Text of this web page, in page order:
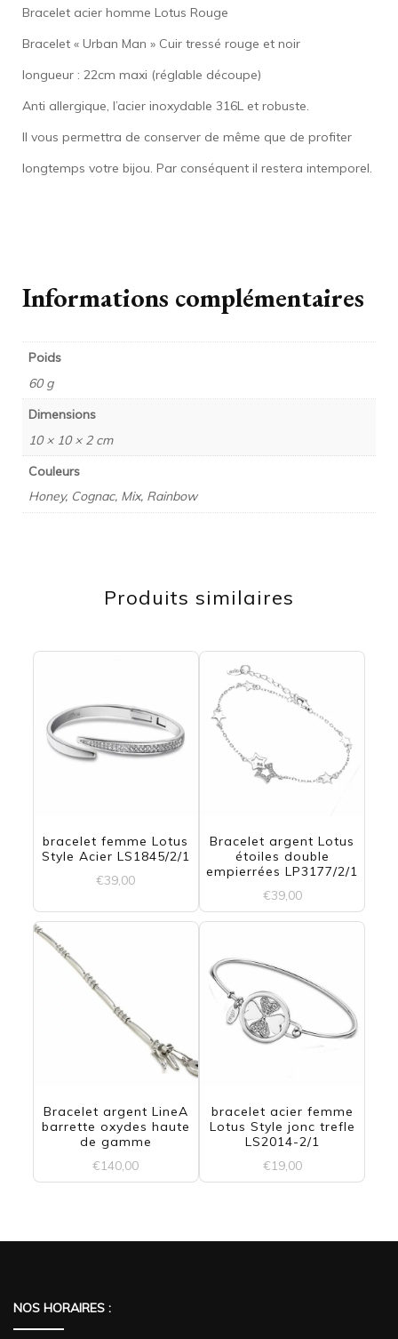
Bracelet acier homme Lotus Rouge
Bracelet « Urban Man » Cuir tressé rouge et noir
longueur : 22cm maxi (réglable découpe)
Anti allergique, l’acier inoxydable 316L et robuste.
Il vous permettra de conserver de même que de profiter
longtemps votre bijou. Par conséquent il restera intemporel.
Informations complémentaires
Poids
60 g
Dimensions
10 × 10 × 2 cm
Couleurs
Honey, Cognac, Mix, Rainbow
Produits similaires
bracelet femme Lotus
Style Acier LS1845/2/1
€39,00
Bracelet argent Lotus
étoiles double
empierrées LP3177/2/1
€39,00
Bracelet argent LineA
barrette oxydes haute
de gamme
€140,00
bracelet acier femme
Lotus Style jonc trefle
LS2014-2/1
€19,00
NOS HORAIRES :